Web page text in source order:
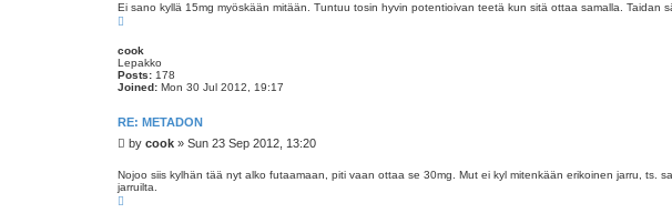
s
Ei sano kyllä 15mg myöskään mitään. Tuntuu tosin hyvin potentioivan teetä kun sitä ottaa samalla. Taidan
cook
Lepakko
Posts: 178
Joined: Mon 30 Jul 2012, 19:17
RE: METADON
P
s
t
by cook » Sun 23 Sep 2012, 13:20
Nojoo siis kylhän tää nyt alko futaamaan, piti vaan ottaa se 30mg. Mut ei kyl mitenkään erikoinen jarru,
jarruilta.